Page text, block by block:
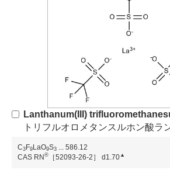
Lanthanum(III)
トリフルオロメタンスルホン酸ラ
C3 F9 LaO9S3 ... 586.12
CAS RN ® ［52093-26-2］ d1.70 ▲